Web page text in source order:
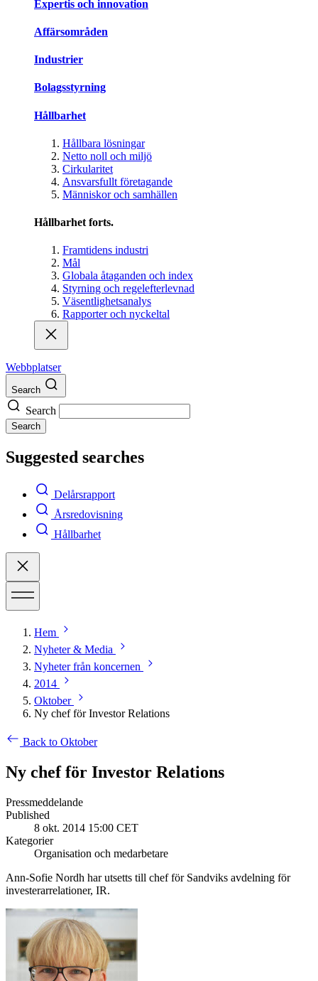
Expertis och innovation
Affärsområden
Industrier
Bolagsstyrning
Hållbarhet
Hållbara lösningar
Netto noll och miljö
Cirkularitet
Ansvarsfullt företagande
Människor och samhällen
Hållbarhet forts.
Framtidens industri
Mål
Globala åtaganden och index
Styrning och regelefterlevnad
Väsentlighetsanalys
Rapporter och nyckeltal
Webbplatser
Search
Search
Search
Suggested searches
Delårsrapport
Årsredovisning
Hållbarhet
Hem
Nyheter & Media
Nyheter från koncernen
2014
Oktober
Ny chef för Investor Relations
Back to Oktober
Ny chef för Investor Relations
Pressmeddelande
Published
8 okt. 2014 15:00 CET
Kategorier
Organisation och medarbetare
Ann-Sofie Nordh har utsetts till chef för Sandviks avdelning för
investerarrelationer, IR.